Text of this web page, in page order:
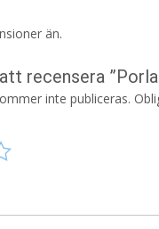
än.
recensera
inte publiceras.